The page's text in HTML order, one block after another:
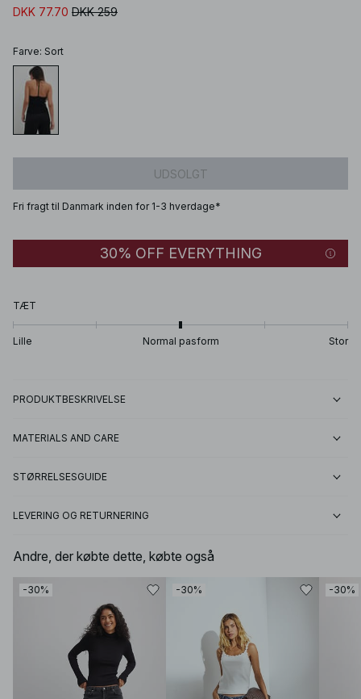
DKK 77.70 DKK 259
Farve: Sort
UDSOLGT
Fri fragt til Danmark inden for 1-3 hverdage*
30% OFF EVERYTHING
TÆT
Lille Normal pasform Stor
PRODUKTBESKRIVELSE
MATERIALS AND CARE
STØRRELSESGUIDE
LEVERING OG RETURNERING
Andre, der købte dette, købte også
-30% -30% -30%